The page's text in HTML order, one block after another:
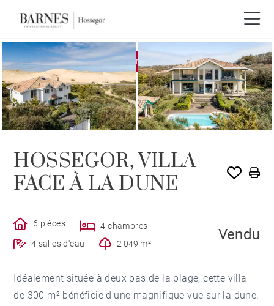
EXCLUSIVITÉ VENDU PAR BARNES
HOSSEGOR, VILLA
FACE À LA DUNE
6 pièces
4 chambres
4 salles d'eau
2 049 m²
Vendu
Idéalement située à deux pas de la plage, cette villa
de 300 m² bénéficie d'une magnifique vue sur la dune.